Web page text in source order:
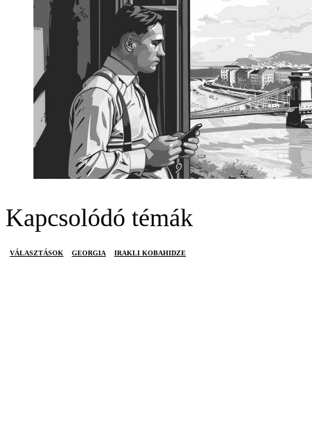
Kapcsolódó témák
VÁLASZTÁSOK GEORGIA IRAKLI KOBAHIDZE